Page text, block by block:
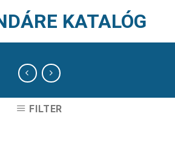
KATALÓG
FILTER